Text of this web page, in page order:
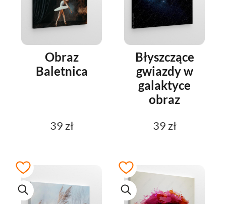
Obraz
Baletnica
39 zł
Błyszczące
gwiazdy w
galaktyce
obraz
39 zł